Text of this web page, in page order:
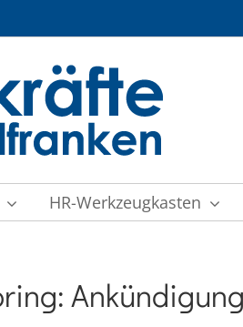
HR-Werkzeugkasten